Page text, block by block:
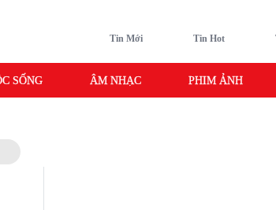
Tin Mới Tin Hot
SỐNG ÂM NHẠC PHIM ẢNH